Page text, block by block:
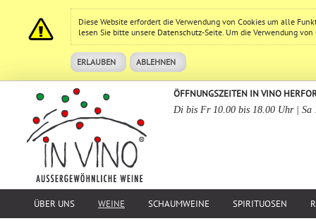
Diese Website erfordert die Verwendung von Cookies um alle
lesen Sie bitte unsere Datenschutz-Seite. Um die Verwendung
ERLAUBEN ABLEHNEN
ÖFFNUNGSZEITEN IN VINO
Di bis Fr 10.00 bis 18.00 Uhr | Sa
ÜBER UNS WEINE SCHAUMWEINE SPIRITUOSEN